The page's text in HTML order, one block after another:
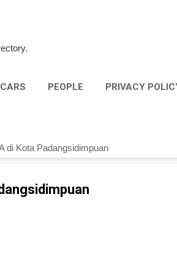
CARS PEOPLE PRIVACY
di Kota Padangsidimpuan